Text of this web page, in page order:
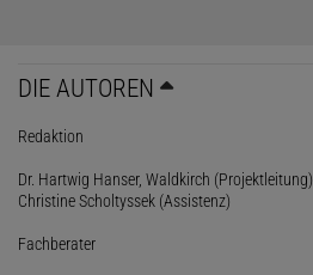
DIE AUTOREN
Redaktion
Dr. Hartwig Hanser, Waldkirch (Projektleitung)
Christine Scholtyssek (Assistenz)
Fachberater